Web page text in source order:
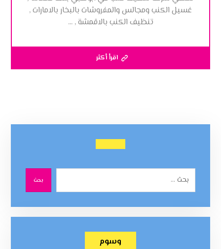
غسيل الكنب ومجالس والمفروشات بالبخار بالامارات ,
تنظيف الكنب بالاقمشة , ...
اقرأ أكثر
بحث
وسوم